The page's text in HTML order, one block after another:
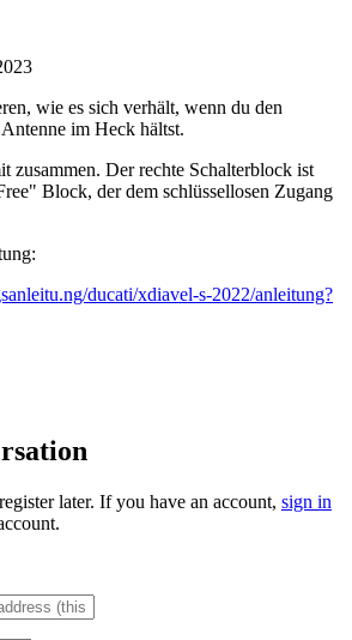
wie es sich verhält, wenn du den
im Heck hältst.
zusammen. Der rechte Schalterblock ist
Block, der dem schlüssellosen Zugang
ducati/xdiavel-s-2022/anleitung?
later. If you have an account, sign in